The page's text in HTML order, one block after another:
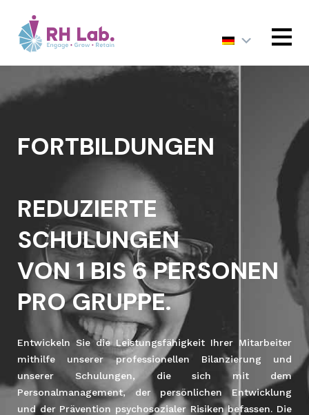
MENU
FORTBILDUNGEN
REDUZIERTE
SCHULUNGEN
VON 1 BIS 6 PERSONEN
PRO GRUPPE.
Entwickeln Sie die Leistungsfähigkeit Ihrer Mitarbeiter
mithilfe unserer professionellen Bilanzierung und
unserer Schulungen, die sich mit dem
Personalmanagement, der persönlichen Entwicklung
und der Prävention psychosozialer Risiken befassen. Die